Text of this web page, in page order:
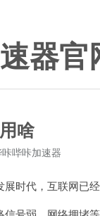
器官
啥
哔咔加速器
时代，互联网已经